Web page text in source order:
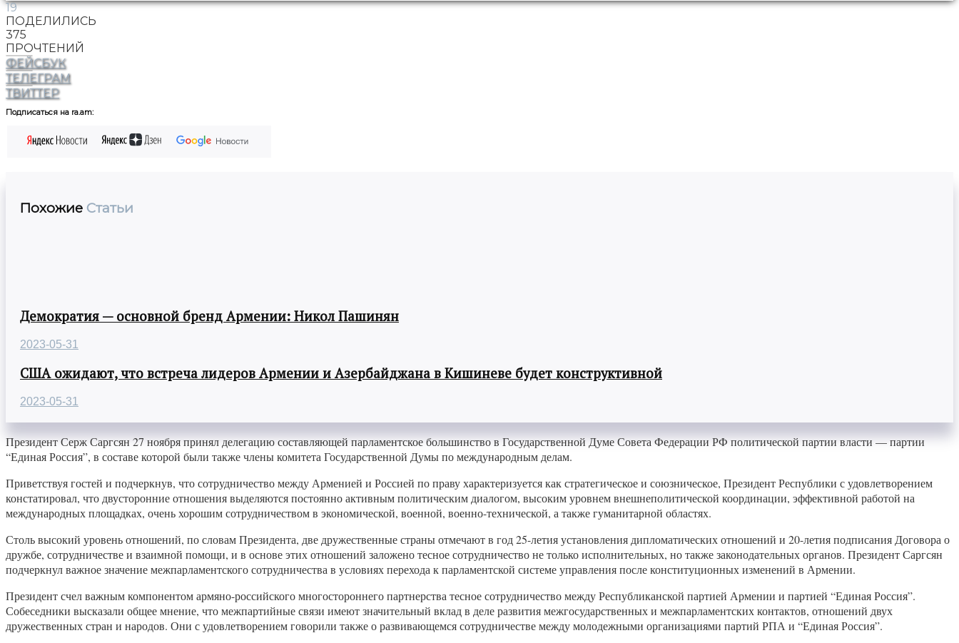
19
ПОДЕЛИЛИСЬ
375
ПРОЧТЕНИЙ
ФЕЙСБУК
ТЕЛЕГРАМ
ТВИТТЕР
Подписаться на ra.am:
Похожие Статьи
Демократия — основной бренд Армении: Никол Пашинян
2023-05-31
США ожидают, что встреча лидеров Армении и Азербайджана в Кишиневе будет конструктивной
2023-05-31
Президент Серж Саргсян 27 ноября принял делегацию составляющей парламентское большинство в Государственной Думе Совета Федерации РФ политической партии власти — партии
“Единая Россия”, в составе которой были также члены комитета Государственной Думы по международным делам.
Приветствуя гостей и подчеркнув, что сотрудничество между Арменией и Россией по праву характеризуется как стратегическое и союзническое, Президент Республики с удовлетворением
констатировал, что двусторонние отношения выделяются постоянно активным политическим диалогом, высоким уровнем внешнеполитической координации, эффективной работой на
международных площадках, очень хорошим сотрудничеством в экономической, военной, военно-технической, а также гуманитарной областях.
Столь высокий уровень отношений, по словам Президента, две дружественные страны отмечают в год 25-летия установления дипломатических отношений и 20-летия подписания Договора о
дружбе, сотрудничестве и взаимной помощи, и в основе этих отношений заложено тесное сотрудничество не только исполнительных, но также законодательных органов. Президент Саргсян
подчеркнул важное значение межпарламентского сотрудничества в условиях перехода к парламентской системе управления после конституционных изменений в Армении.
Президент счел важным компонентом армяно-российского многостороннего партнерства тесное сотрудничество между Республиканской партией Армении и партией “Единая Россия”.
Собеседники высказали общее мнение, что межпартийные связи имеют значительный вклад в деле развития межгосударственных и межпарламентских контактов, отношений двух
дружественных стран и народов. Они с удовлетворением говорили также о развивающемся сотрудничестве между молодежными организациями партий РПА и “Единая Россия”.